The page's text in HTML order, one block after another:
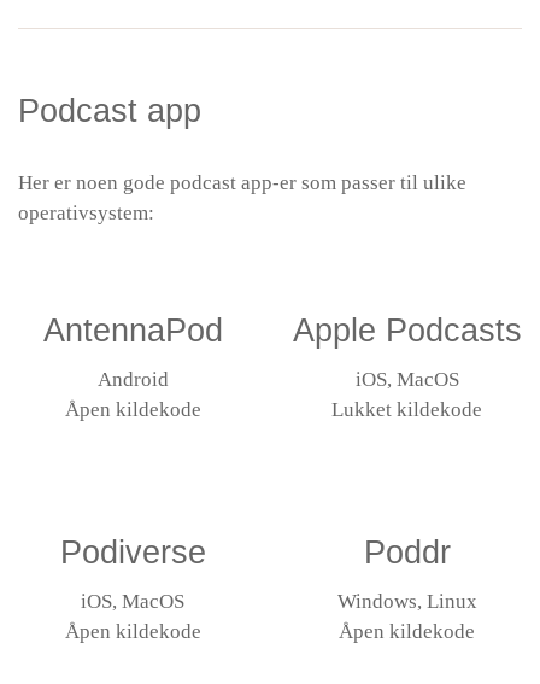
Podcast app
Her er noen gode podcast app-er som passer til ulike
operativsystem:
AntennaPod
Android
Åpen kildekode
Apple Podcasts
iOS, MacOS
Lukket kildekode
Podiverse
iOS, MacOS
Åpen kildekode
Poddr
Windows, Linux
Åpen kildekode